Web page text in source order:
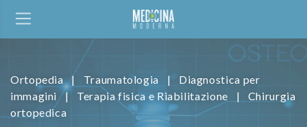
Ortopedia | Traumatologia |
Diagnostica per
immagini
| Terapia fisica e Riabilitazione |
Chirurgia
ortopedica